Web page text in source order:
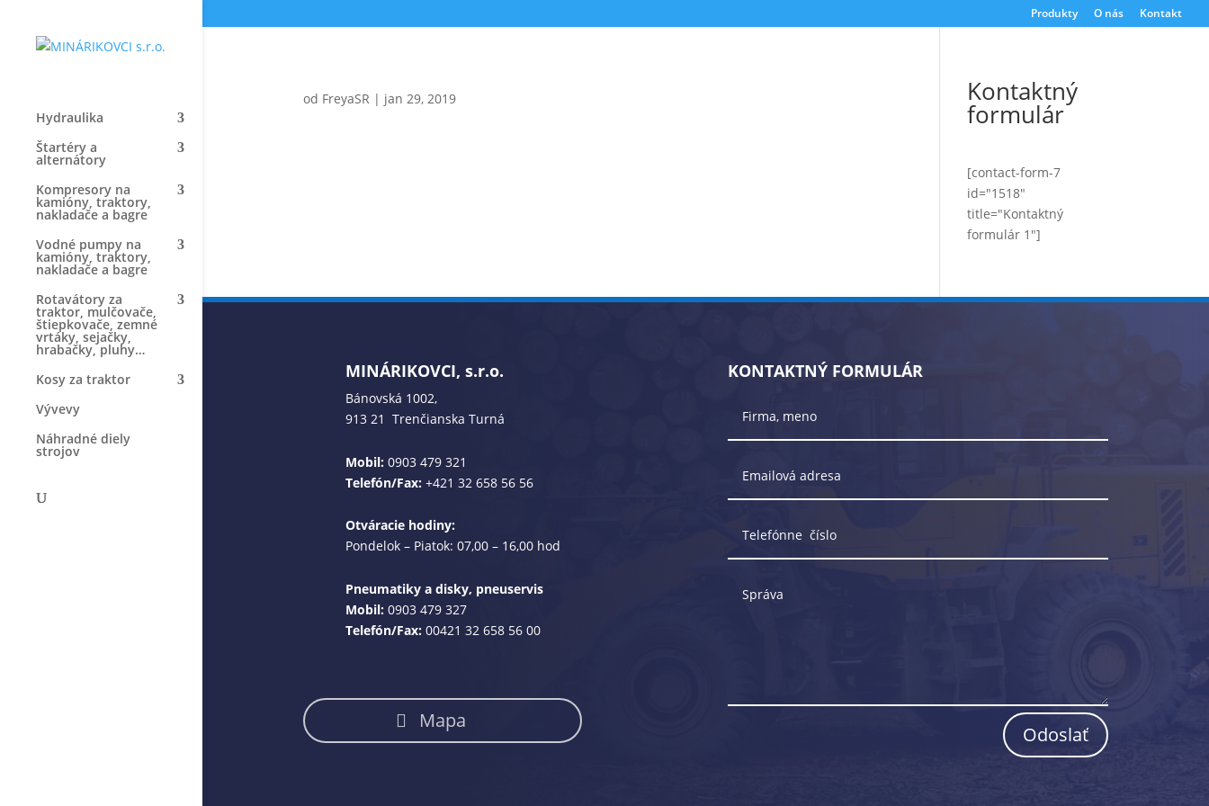
Produkty O nás Kontakt
Hydraulika
Štartéry a
alternátory
Kompresory na
kamióny, traktory,
nakladače a bagre
Vodné pumpy na
kamióny, traktory,
nakladače a bagre
Rotavátory za
traktor, mulčovače,
štiepkovače, zemné
vrtáky, sejačky,
hrabačky, pluhy…
Kosy za traktor
Vývevy
Náhradné diely
strojov
od FreyaSR | jan 29, 2019 Kontaktný
formulár
[contact-form-7
id="1518"
title="Kontaktný
formulár 1"]
MINÁRIKOVCI, s.r.o.
Bánovská 1002,
913 21 Trenčianska Turná
Mobil: 0903 479 321
Telefón/Fax: +421 32 658 56 56
Otváracie hodiny:
Pondelok – Piatok: 07,00 – 16,00 hod
Pneumatiky a disky, pneuservis
Mobil: 0903 479 327
Telefón/Fax: 00421 32 658 56 00
Mapa
KONTAKTNÝ FORMULÁR
Odoslať